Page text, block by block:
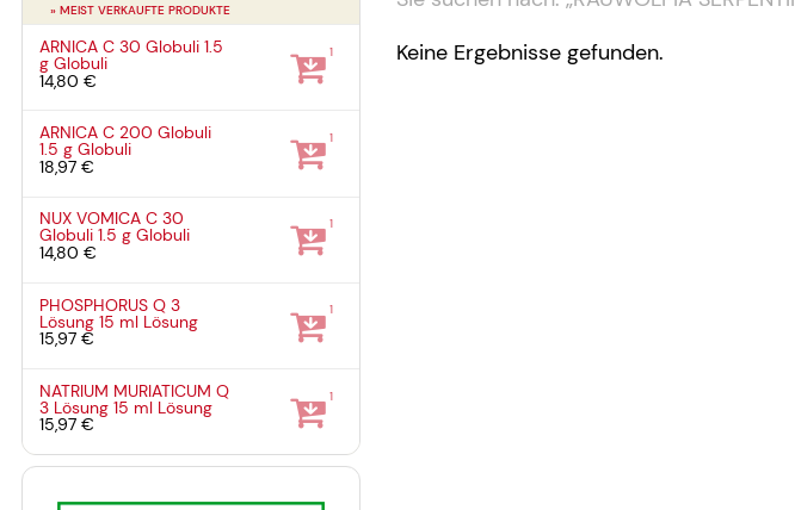
Keine Ergebnisse gefunden.
» MEIST VERKAUFTE PRODUKTE
ARNICA C 30 Globuli1.5
gGlobuli
14,80 €
1
ARNICA C 200 Globuli
1.5 gGlobuli
18,97 €
1
NUX VOMICA C 30
Globuli1.5 gGlobuli
14,80 €
1
PHOSPHORUS Q 3
Lösung15 ml Lösung
15,97 €
1
NATRIUM MURIATICUM Q
3 Lösung15 ml Lösung
15,97 €
1